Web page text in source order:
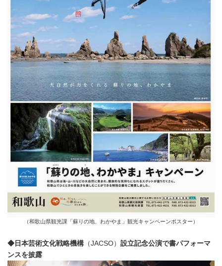
（和歌山県観光課「蘇りの地、わかやま」観光キャンペーンポスター）
◆日本芸術文化戦略機構 （JACSO） 設立記念公演で書パフォーマ
ンスを披露